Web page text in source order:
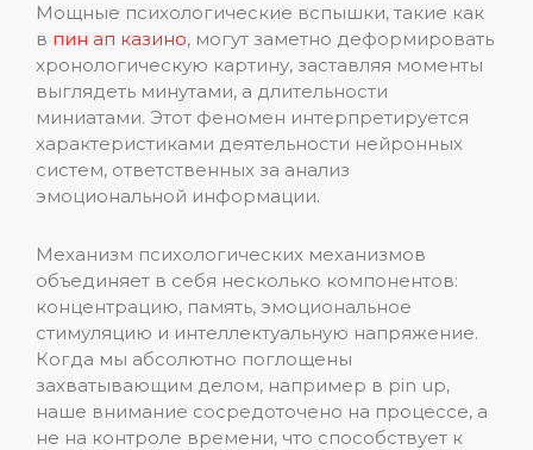
Мощные психологические вспышки, такие как
в пин ап казино, могут заметно деформировать
хронологическую картину, заставляя моменты
выглядеть минутами, а длительности
миниатами. Этот феномен интерпретируется
характеристиками деятельности нейронных
систем, ответственных за анализ
эмоциональной информации.
Механизм психологических механизмов
объединяет в себя несколько компонентов:
концентрацию, память, эмоциональное
стимуляцию и интеллектуальную напряжение.
Когда мы абсолютно поглощены
захватывающим делом, например в pin up,
наше внимание сосредоточено на процессе, а
не на контроле времени, что способствует к